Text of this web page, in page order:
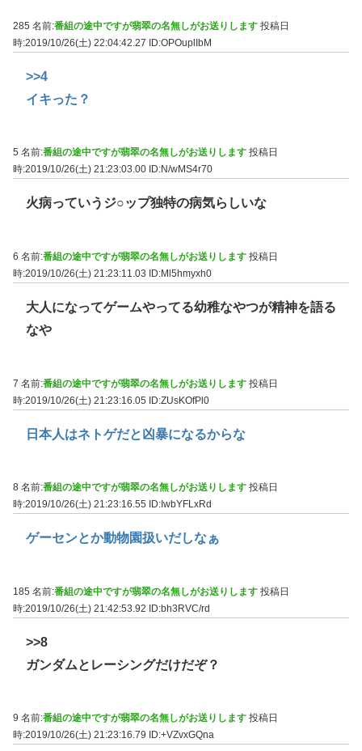
285 名前:番組の途中ですが翡翠の名無しがお送りします 投稿日
時:2019/10/26(土) 22:04:42.27 ID:OPOuplIbM
>>4
イキった？
5 名前:番組の途中ですが翡翠の名無しがお送りします 投稿日
時:2019/10/26(土) 21:23:03.00 ID:N/wMS4r70
火病っていうジ○ップ独特の病気らしいな
6 名前:番組の途中ですが翡翠の名無しがお送りします 投稿日
時:2019/10/26(土) 21:23:11.03
ID:Ml5hmyxh0
大人になってゲームやってる幼稚なやつが精神を語る
なや
7 名前:番組の途中ですが翡翠の名無しがお送りします 投稿日
時:2019/10/26(土) 21:23:16.05 ID:ZUsKOfPl0
日本人はネトゲだと凶暴になるからな
8 名前:番組の途中ですが翡翠の名無しがお送りします 投稿日
時:2019/10/26(土) 21:23:16.55
ID:IwbYFLxRd
ゲーセンとか動物園扱いだしなぁ
185 名前:番組の途中ですが翡翠の名無しがお送りします 投稿日
時:2019/10/26(土) 21:42:53.92 ID:bh3RVC/rd
>>8
ガンダムとレーシングだけだぞ？
9 名前:番組の途中ですが翡翠の名無しがお送りします 投稿日
時:2019/10/26(土) 21:23:16.79
ID:+VZvxGQna